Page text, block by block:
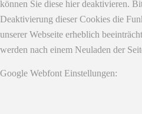
können Sie diese hier deaktivieren.
Deaktivierung dieser Cookies die
unserer Webseite erheblich
werden nach einem Neuladen der
Google Webfont Einstellungen: